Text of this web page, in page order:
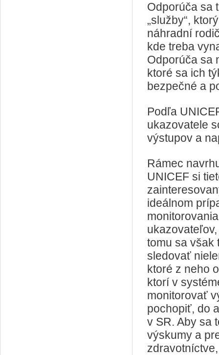
Odporúča sa
„služby“,
náhradní
kde treba
Odporúča sa
ktoré sa ich
bezpečné a
Podľa
ukazovatele
výstupov a
Rámec
UNICEF si
ideálnom
tomu sa však
sledovať
ktoré z neho
ktorí v
monitorovať
pochopiť, do
v SR. Aby sa
výskumy a